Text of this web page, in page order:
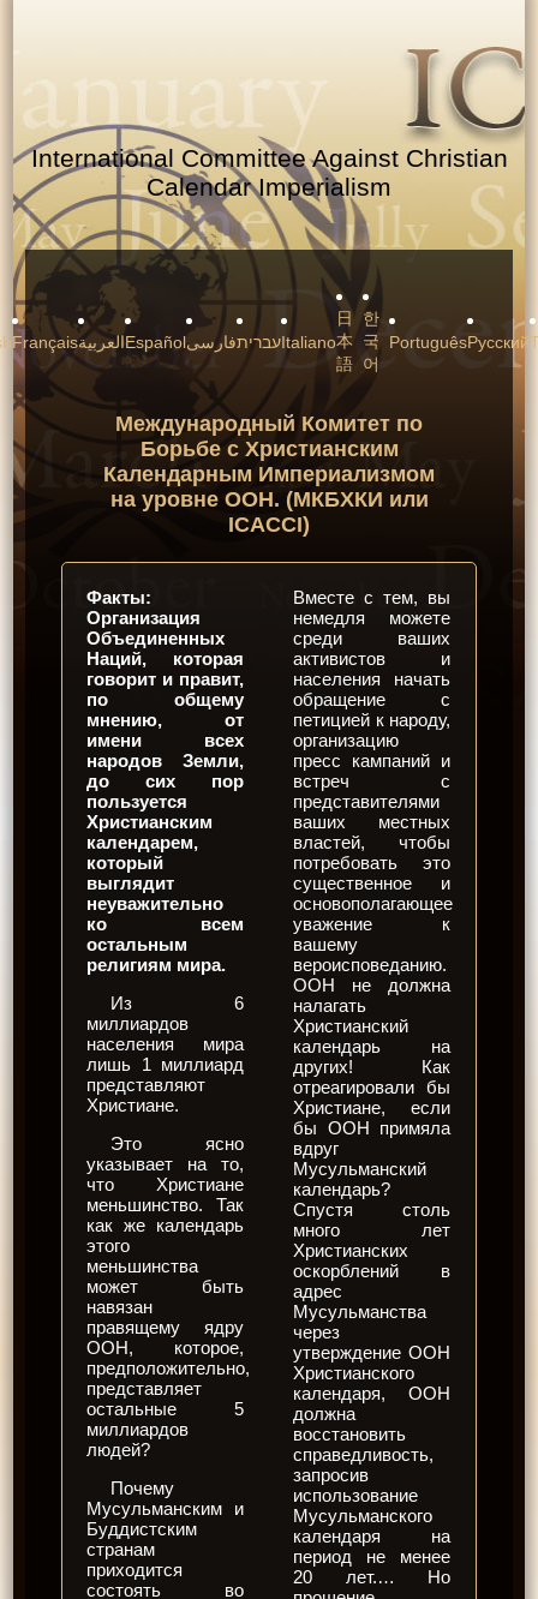
International Committee Against Christian
Calendar Imperialism
FrançaisالعربيةEspañolفارسیעבריתItaliano
日
本
語
한
국
어
PortuguêsРусский
Международный Комитет по
Борьбе с Христианским
Календарным Империализмом
на уровне ООН. (МКБХКИ или
ICACCI)
Факты:
Организация
Объединенных
Наций, которая
говорит и правит,
по общему
мнению, от
имени всех
народов Земли,
до сих пор
пользуется
Христианским
календарем,
который
выглядит
неуважительно
ко всем
остальным
религиям мира.
Из 6
миллиардов
населения мира
лишь 1 миллиард
представляют
Христиане.
Это ясно
указывает на то,
что Христиане
меньшинство. Так
как же календарь
этого
меньшинства
может быть
навязан
правящему ядру
ООН, которое,
предположительно,
представляет
остальные 5
миллиардов
людей?
Почему
Мусульманским и
Буддистским
странам
приходится
состоять во
Вместе с тем, вы
немедля можете
среди ваших
активистов и
населения начать
обращение с
петицией к народу,
организацию
пресс кампаний и
встреч с
представителями
ваших местных
властей, чтобы
потребовать это
существенное и
основополагающее
уважение к
вашему
вероисповеданию.
ООН не должна
налагать
Христианский
календарь на
других! Как
отреагировали бы
Христиане, если
бы ООН примяла
вдруг
Мусульманский
календарь?
Спустя столь
много лет
Христианских
оскорблений в
адрес
Мусульманства
через
утверждение ООН
Христианского
календаря, ООН
должна
восстановить
справедливость,
запросив
использование
Мусульманского
календаря на
период не менее
20 лет.… Но